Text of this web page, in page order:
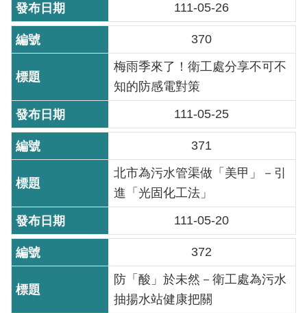
見
問
答
陳
系
統
雙
語
詞
彙
TAIPEI
PASS
北
111-05-26
370
梅雨季來了！衛工處分享不可不
知的防感電對策
111-05-25
371
北市為污水管渠做「美甲」－引
進「光固化工法」
111-05-20
372
防「酸」於未然－衛工處為污水
抽揚水站健康把關